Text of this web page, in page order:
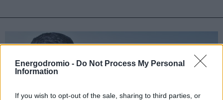
Energodromio - Do Not Process My Personal
Information
If you wish to opt-out of the sale, sharing to third parties, or